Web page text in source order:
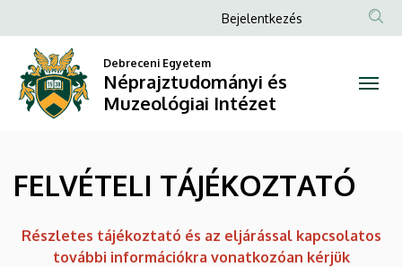
TÁJÉKOZTATÓ
Néprajztudományi
Muzeológiai
Intézet
a
tartalomra
Anonim
fiók
menüje
Bejelentkezés
Debreceni Egyetem
Néprajztudományi és
Muzeológiai Intézet
FELVÉTELI TÁJÉKOZTATÓ
Részletes tájékoztató és az eljárással kapcsolatos
további információkra vonatkozóan kérjük